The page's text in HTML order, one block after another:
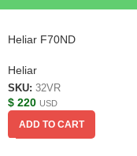
Heliar F70ND
Heliar
SKU: 32VR
$ 220 USD
ADD TO CART